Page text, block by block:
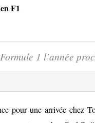
F1
1 l’année
pour une arrivée chez